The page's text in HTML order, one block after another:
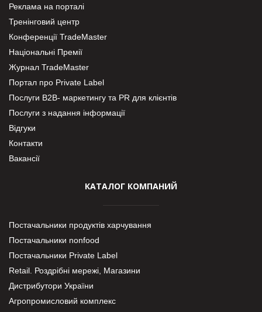
Реклама на порталі
Тренінговий центр
Конференції TradeMaster
Національні Премії
Журнал TradeMaster
Портал про Private Label
Послуги В2В- маркетингу та PR для клієнтів
Послуги з надання інформації
Відгуки
Контакти
Вакансії
КАТАЛОГ КОМПАНИЙ
Постачальники продуктів харчування
Постачальники nonfood
Постачальники Private Label
Retail. Роздрібні мережі, Магазини
Дистрибутори України
Агропромисловий комплекс